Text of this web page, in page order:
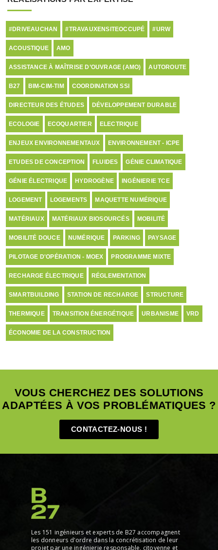
#DRIVEAUCHAN #TRAVAUXENSITEOCCUPÉ #URW
ACOUSTIQUE AMO
ASSISTANCE À MAÎTRISE D’OUVRAGE (AMO) AUTOROUTE
B27 BIM-CIM-TIM COORDINATION SSI
DIRECTEUR DES ÉTUDES DÉVELOPPEMENT DURABLE
ECOLOGIE ECOQUARTIER ELECTRIQUE
ENJEUX ENVIRONNEMENTAUX ENVIRONNEMENT - ICPE
ETUDES DE CONCEPTION FLUIDES GÉNIE CLIMATIQUE
GÉNIE ÉLECTRIQUE HYDROGÈNE INGÉNIERIE TCE
LOGEMENT LOGEMENTS MAQUETTE NUMÉRIQUE
MATÉRIAUX MATÉRIAUX BIOSOURCÉS MOBILITÉ
MOBILITÉ DOUCE NUMÉRIQUE PARKING PAYSAGE
PILOTAGE D'OPÉRATION - MOEX PROGRAMME MIXTE
RECHARGE ÉLECTRIQUE RÉGLEMENTATION
SMARTBUILDING STATION DE RECHARGE STRUCTURE
THERMIQUE TRANSITION ÉNERGÉTIQUE URBANISME VRD
ÉCONOMIE DE LA CONSTRUCTION
VOUS CHERCHEZ DES SOLUTIONS
ADAPTÉES À VOS PROBLÉMATIQUES ?
CONTACTEZ-NOUS !
Les 151 ingénieurs et experts de B27 accompagnent
les donneurs d'ordre dans la concrétisation de leur
projet par une ingénierie responsable, citoyenne et